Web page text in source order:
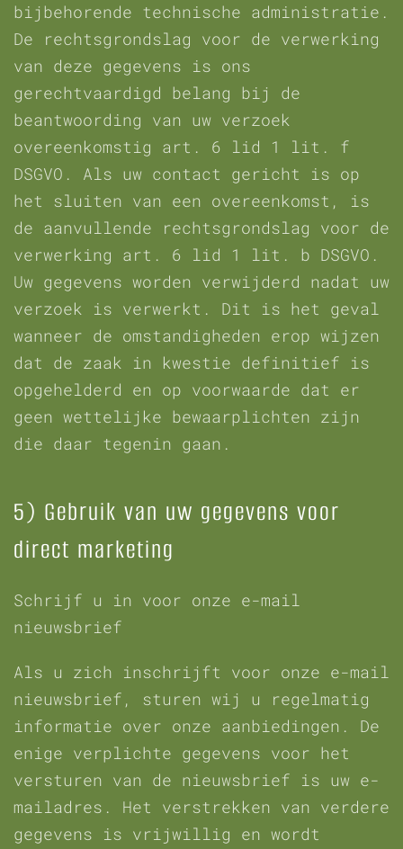
bijbehorende technische administratie.
De rechtsgrondslag voor de verwerking
van deze gegevens is ons
gerechtvaardigd belang bij de
beantwoording van uw verzoek
overeenkomstig art. 6 lid 1 lit. f
DSGVO. Als uw contact gericht is op
het sluiten van een overeenkomst, is
de aanvullende rechtsgrondslag voor de
verwerking art. 6 lid 1 lit. b DSGVO.
Uw gegevens worden verwijderd nadat uw
verzoek is verwerkt. Dit is het geval
wanneer de omstandigheden erop wijzen
dat de zaak in kwestie definitief is
opgehelderd en op voorwaarde dat er
geen wettelijke bewaarplichten zijn
die daar tegenin gaan.
5) Gebruik van uw gegevens voor
direct marketing
Schrijf u in voor onze e-mail
nieuwsbrief
Als u zich inschrijft voor onze e-mail
nieuwsbrief, sturen wij u regelmatig
informatie over onze aanbiedingen. De
enige verplichte gegevens voor het
versturen van de nieuwsbrief is uw e-
mailadres. Het verstrekken van verdere
gegevens is vrijwillig en wordt